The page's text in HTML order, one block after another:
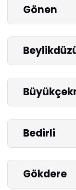
Gönen
Bedirli
Gökdere